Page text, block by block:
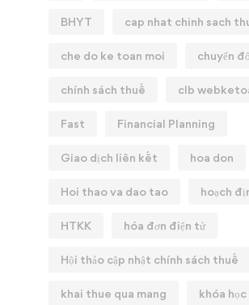
BHYT cap nhat chinh sach
che do ke toan moi chuyển
chính sách thuế clb
Fast Financial Planning
Giao dịch liên kết hoa don
Hoi thao va dao tao hoạch
HTKK hóa đơn điện tử
Hội thảo cập nhật chính sách thuế
khai thue qua mang khóa